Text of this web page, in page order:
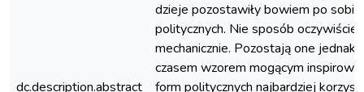
dc.description.abstract
dzieje pozostawiły bowiem po
politycznych. Nie sposób oczywiście
mechanicznie. Pozostają one jednak
czasem wzorem mogącym
form politycznych najbardziej